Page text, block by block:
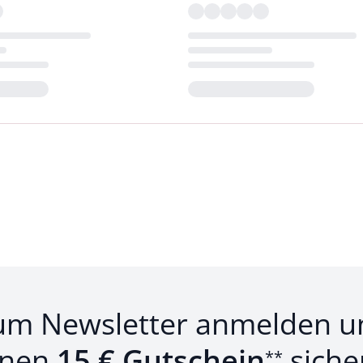
Newsletter anmelden
**